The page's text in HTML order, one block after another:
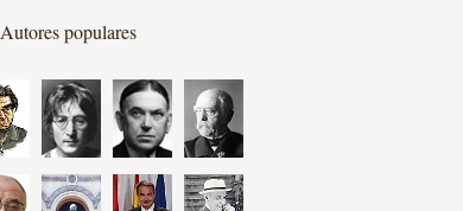
Autores populares